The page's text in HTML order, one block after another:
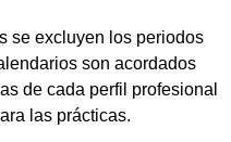
se excluyen los periodos
son acordados
de cada perfil profesional
las prácticas.